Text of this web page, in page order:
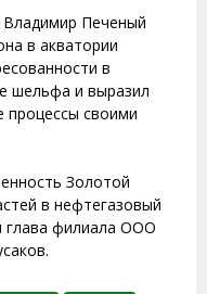
Владимир Печеный
в акватории
в
шельфа и выразил
процессы своими
Золотой
в нефтегазовый
глава филиала ООО